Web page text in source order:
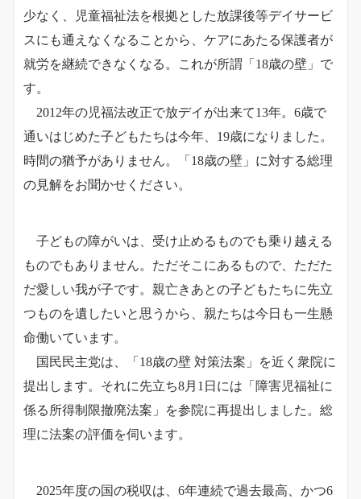
少なく、児童福祉法を根拠とした放課後等デイサービ
スにも通えなくなることから、ケアにあたる保護者が
就労を継続できなくなる。これが所謂「18歳の壁」で
す。
2012年の児福法改正で放デイが出来て13年。6歳で
通いはじめた子どもたちは今年、19歳になりました。
時間の猶予がありません。「18歳の壁」に対する総理
の見解をお聞かせください。
子どもの障がいは、受け止めるものでも乗り越える
ものでもありません。ただそこにあるもので、ただた
だ愛しい我が子です。親亡きあとの子どもたちに先立
つものを遺したいと思うから、親たちは今日も一生懸
命働いています。
国民民主党は、「18歳の壁 対策法案」を近く衆院に
提出します。それに先立ち8月1日には「障害児福祉に
係る所得制限撤廃法案」を参院に再提出しました。総
理に法案の評価を伺います。
2025年度の国の税収は、6年連続で過去最高、かつ6